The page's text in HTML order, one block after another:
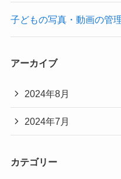
子どもの写真・動画の管
アーカイブ
2024年8月
2024年7月
カテゴリー